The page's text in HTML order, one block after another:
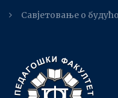
Савјетовање о